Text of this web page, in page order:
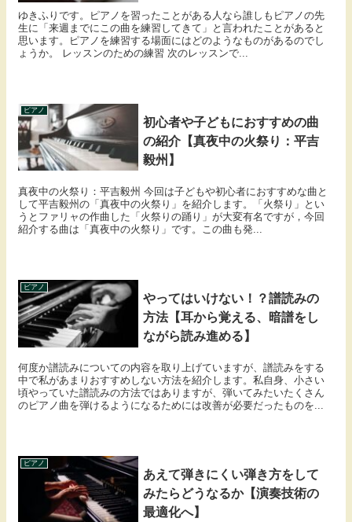
ゆきふりです。ピアノを習ったことがある人なら誰しもピアノの先
生に「来週までにこの曲を練習してきて」と言われたことがあると
思います。ピアノを練習する場面にはどのようなものがあるのでし
ょうか。 レッスンのための練習 次のレッスンで...
ピアノ
初心者や子どもにおすすめの曲
の紹介【真夜中の火祭り：平吉
毅州】
真夜中の火祭り：平吉毅州 今回は子どもや初心者におすすめな曲と
して平吉毅州の「真夜中の火祭り」を紹介します。「火祭り」とい
うとファリャの作曲した「火祭りの踊り」が大変有名ですが，今回
紹介する曲は「真夜中の火祭り」です。この曲も発...
ピアノ
やってはいけない！？譜読みの
方法【耳から覚える、暗譜をし
ながら読み進める】
何度か譜読みについての内容を取り上げていますが、譜読みをする
中で私があまりおすすめしない方法を紹介します。私自身、小さい
頃やっていた譜読みの方法ではありますが、弾いてみたいたくさん
のピアノ曲を弾けるようになるためには改善が必要だったものを...
ピアノ
あえて弾きにくい弾き方をして
みたらどうなるか【演奏技術の
最適化へ】